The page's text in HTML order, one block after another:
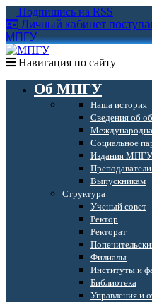
Подпишись на RSS
Личный кабинет
МПГУ
Навигация по сайту
Об МПГУ
Наша история
Сведения об
Социальное
Издания МПГУ
Выпускникам
Структура
Ученый совет
Ректор
Ректорат
Филиалы
Институты и
Библиотека
Управления и